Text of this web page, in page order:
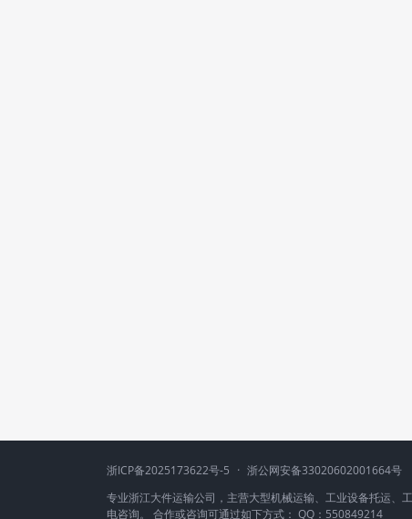
浙ICP备2025173622号-5 · 浙公网安备33020602001664号
专业浙江大件运输公司，主营大型机械运输、工业设备托运、
电咨询。 合作或咨询可通过如下方式： QQ：550849214